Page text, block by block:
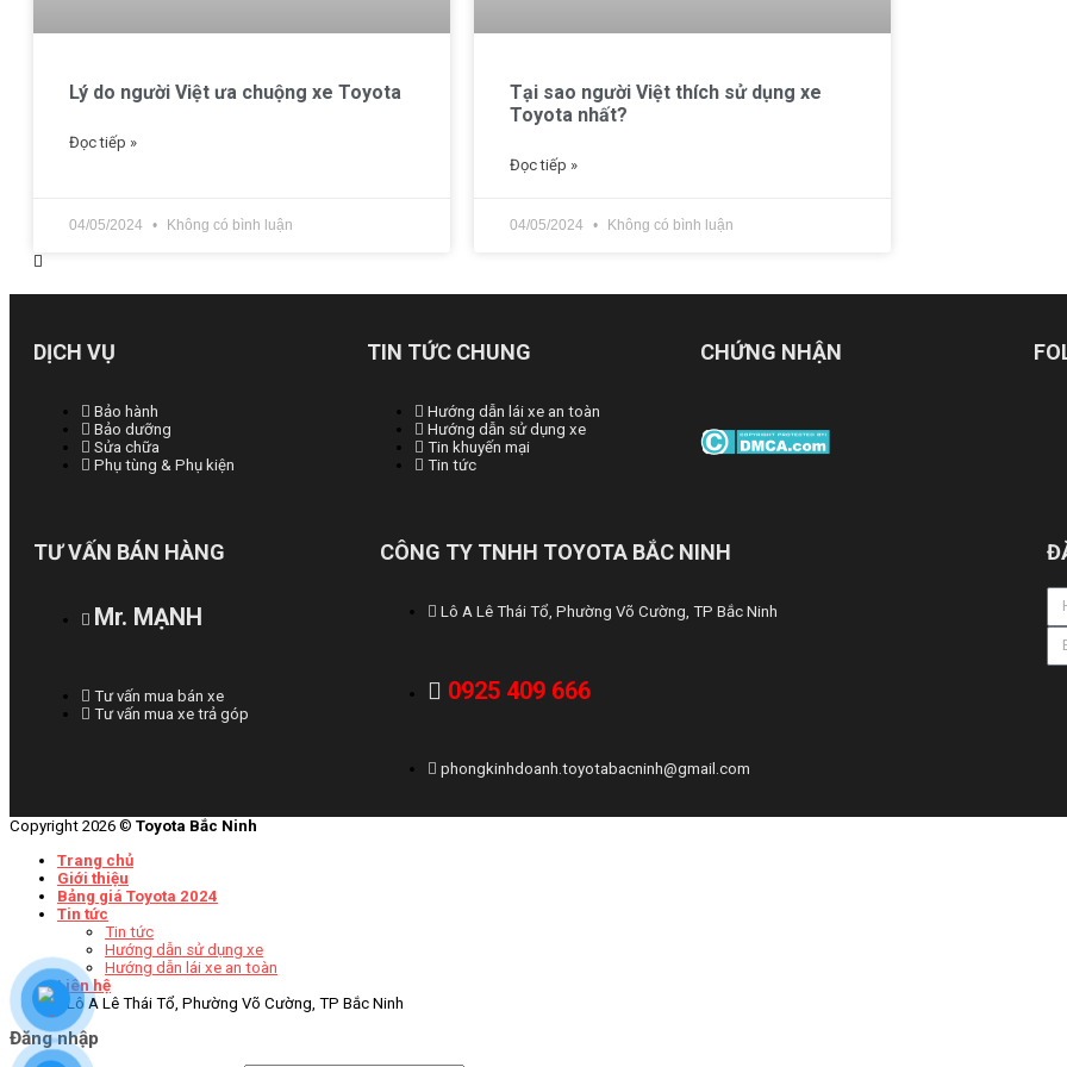
Lý do người Việt ưa chuộng xe Toyota
Đọc tiếp »
04/05/2024 Không có bình luận
Tại sao người Việt thích sử dụng xe
Toyota nhất?
Đọc tiếp »
04/05/2024 Không có bình luận
DỊCH VỤ
Bảo hành
Bảo dưỡng
Sửa chữa
Phụ tùng & Phụ kiện
TIN TỨC CHUNG
Hướng dẫn lái xe an toàn
Hướng dẫn sử dụng xe
Tin khuyến mại
Tin tức
CHỨNG NHẬN
TƯ VẤN BÁN HÀNG
Mr. MẠNH
Tư vấn mua bán xe
Tư vấn mua xe trả góp
CÔNG TY TNHH TOYOTA BẮC NINH
Lô A Lê Thái Tổ, Phường Võ Cường, TP Bắc Ninh
0925 409 666
phongkinhdoanh.toyotabacninh@gmail.com
Copyright 2026 © Toyota Bắc Ninh
Trang chủ
Giới thiệu
Bảng giá Toyota 2024
Tin tức
Tin tức
Hướng dẫn sử dụng xe
Hướng dẫn lái xe an toàn
Liên hệ
Lô A Lê Thái Tổ, Phường Võ Cường, TP Bắc Ninh
Đăng nhập